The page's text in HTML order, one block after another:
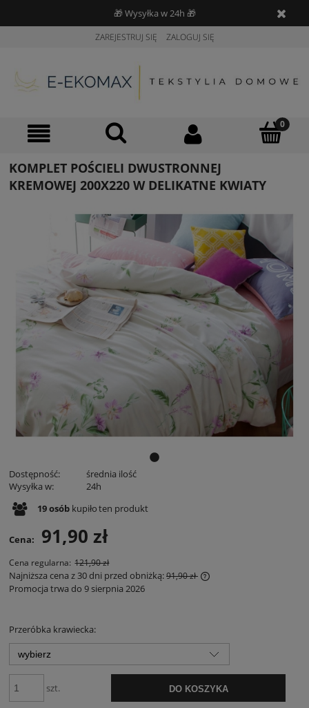
🎁 Wysyłka w 24h 🎁
ZAREJESTRUJ SIĘ ZALOGUJ SIĘ
KOMPLET POŚCIELI DWUSTRONNEJ
KREMOWEJ 200X220 W DELIKATNE KWIATY
Dostępność:
średnia ilość
Wysyłka w:
24h
19osób kupiłoten produkt
Cena: 91,90 zł
Cena regularna: 121,90 zł
Najniższa cena z 30 dni przed obniżką:91,90 zł
Promocja trwa do 9 sierpnia 2026
Przeróbka krawiecka:
szt. DO KOSZYKA